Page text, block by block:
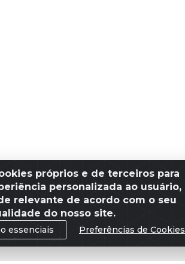
próprios e de terceiros para
personalizada ao usuário,
relevante de acordo com o seu
do nosso site.
essenciais Preferências de Cookies